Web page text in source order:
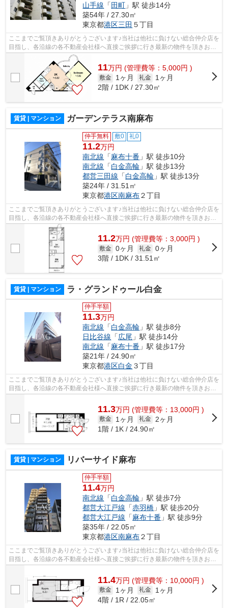
山手線 「 田町 」駅 徒歩14分
築54年 / 27.30㎡
東京都港区三田 ５丁目
ここまでご覧頂きありがとうございます♪当社は他社に負けない総合仲介店を
目指し、各沿線の各不動産会社様へ直接ご挨拶に行き最新の物件を頂きお客
様へ提供しております！最新の情報は...
11万円 (管理費等：5,000円 )
敷金 1ヶ月 礼金
1ヶ月
2階 / 1DK / 27.30㎡
賃貸 | マンション ガーデンテラス南麻布
仲手無料 敷0 礼0
11.2万円
南北線 「麻布十番 」駅 徒歩10分
南北線 「白金高輪 」駅 徒歩13分
都営三田線 「白金高輪 」駅 徒歩13分
築24年 / 31.51㎡
東京都港区南麻布２丁目
ここまでご覧頂きありがとうございます♪当社は他社に負けない総合仲介店を
目指し、各沿線の各不動産会社様へ直接ご挨拶に行き最新の物件を頂きお客
様へ提供しております！最新の情報は...
11.2万円 (管理費等：3,000円 )
敷金 0ヶ月 礼金 0ヶ月
3階 / 1DK / 31.51㎡
賃貸 | マンション ラ・グランドゥール白金
仲手半額
11.3万円
南北線 「白金高輪 」駅 徒歩8分
日比谷線 「広尾 」駅 徒歩14分
南北線 「麻布十番 」駅 徒歩17分
築21年 / 24.90㎡
東京都港区白金 ３丁目
ここまでご覧頂きありがとうございます♪当社は他社に負けない総合仲介店を
目指し、各沿線の各不動産会社様へ直接ご挨拶に行き最新の物件を頂きお客
11.3万円 (管理費等：13,000円 )
敷金 1ヶ月 礼金
2ヶ月
1階 / 1K / 24.90㎡
賃貸 | マンション リバーサイド麻布
仲手半額
11.4万円
南北線 「白金高輪 」駅 徒歩7分
都営大江戸線 「赤羽橋 」駅 徒歩20分
都営大江戸線 「麻布十番 」駅 徒歩9分
築35年 / 22.05㎡
東京都港区南麻布２丁目
ここまでご覧頂きありがとうございます♪当社は他社に負けない総合仲介店を
目指し、各沿線の各不動産会社様へ直接ご挨拶に行き最新の物件を頂きお客
11.4万円 (管理費等：10,000円 )
敷金 1ヶ月 礼金
1ヶ月
4階 / 1R / 22.05㎡